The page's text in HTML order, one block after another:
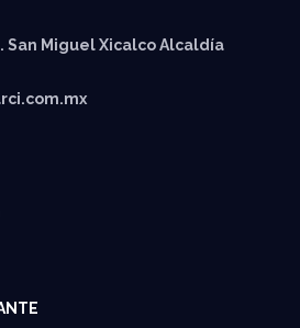
San Miguel Xicalco Alcaldía